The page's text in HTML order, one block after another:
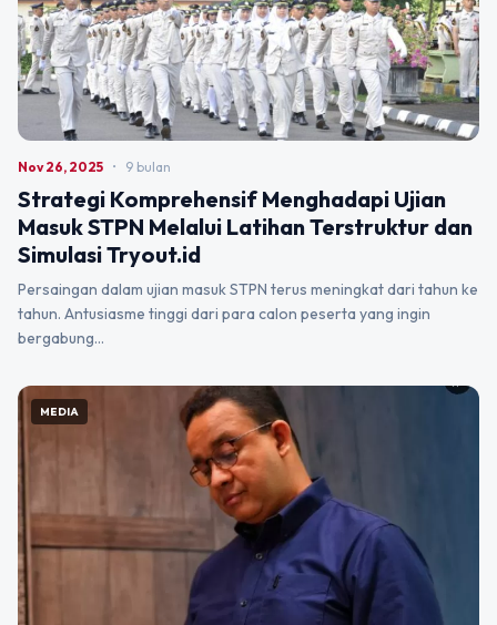
Nov 26, 2025 • 9 bulan
Strategi Komprehensif Menghadapi Ujian
Masuk STPN Melalui Latihan Terstruktur dan
Simulasi Tryout.id
Persaingan dalam ujian masuk STPN terus meningkat dari tahun ke
tahun. Antusiasme tinggi dari para calon peserta yang ingin
bergabung…
MEDIA